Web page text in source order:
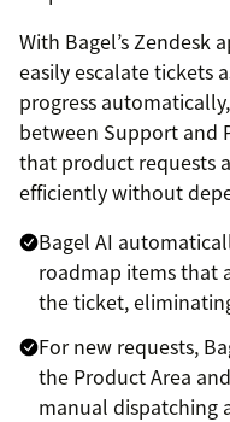
With Bagel’s Zendesk
easily escalate tickets
progress
between Support and
that product requests
efficiently without
Bagel AI
roadmap items that
the ticket,
For new requests,
the Product Area
manual dispatching